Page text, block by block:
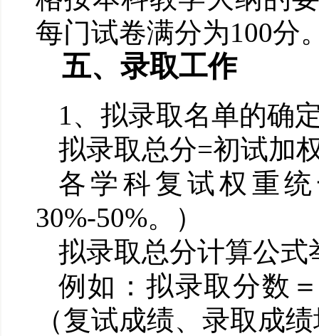
每门试卷满分为100分
五、录取工作
1、拟录取名单的确
拟录取总分=初试加
各学科复试权重
30%-50%。）
拟录取总分计算公式
例如：拟录取分数
（复试成绩、录取成